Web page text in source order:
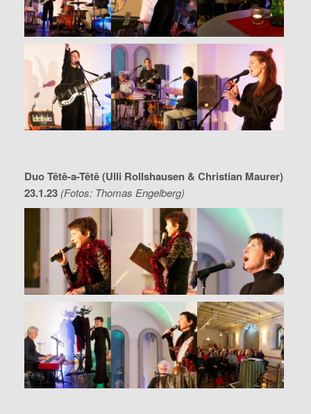
Duo Têtê-a-Têtê (Ulli Rollshausen & Christian Maurer)
23.1.23 (Fotos: Thomas Engelberg)